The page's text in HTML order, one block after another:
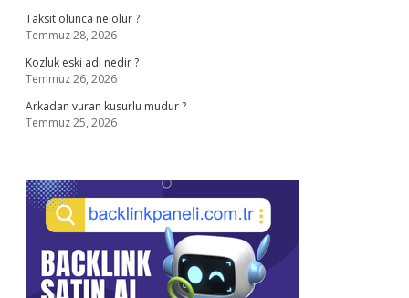
Taksit olunca ne olur ?
Temmuz 28, 2026
Kozluk eski adı nedir ?
Temmuz 26, 2026
Arkadan vuran kusurlu mudur ?
Temmuz 25, 2026